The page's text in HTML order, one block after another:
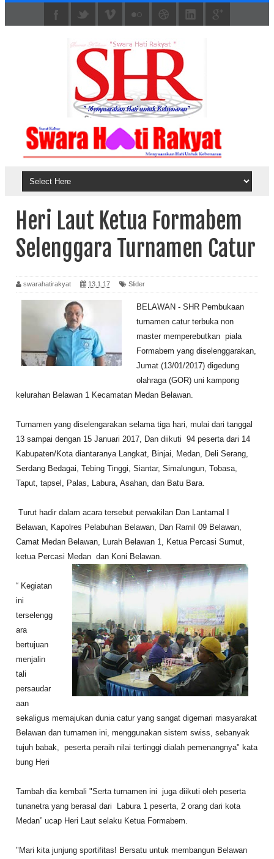
Heri Laut Ketua Formabem
Selenggara Turnamen Catur
swarahatirakyat 13.1.17 Slider
BELAWAN - SHR Pembukaan
turnamen catur terbuka non
master memperebutkan piala
Formabem yang diselenggarakan,
Jumat (13/01/2017) digedung
olahraga (GOR) uni kampong
kelurahan Belawan 1 Kecamatan Medan Belawan.
Turnamen yang diselengarakan selama tiga hari, mulai dari tanggal
13 sampai dengan 15 Januari 2017, Dan diikuti 94 peserta dari 14
Kabupaten/Kota diantaranya Langkat, Binjai, Medan, Deli Serang,
Serdang Bedagai, Tebing Tinggi, Siantar, Simalungun, Tobasa,
Taput, tapsel, Palas, Labura, Asahan, dan Batu Bara.
Turut hadir dalam acara tersebut perwakilan Dan Lantamal I
Belawan, Kapolres Pelabuhan Belawan, Dan Ramil 09 Belawan,
Camat Medan Belawan, Lurah Belawan 1, Ketua Percasi Sumut,
ketua Percasi Medan dan Koni Belawan.
“ Kegiatan
ini
terselengg
ara
bertujuan
menjalin
tali
persaudar
aan
sekaligus memajukan dunia catur yang sangat digemari masyarakat
Belawan dan turnamen ini, menggunakan sistem swiss, sebanyak
tujuh babak, peserta peraih nilai tertinggi dialah pemenangnya" kata
bung Heri
Tambah dia kembali "Serta turnamen ini juga diikuti oleh peserta
tunanetra yang berasal dari Labura 1 peserta, 2 orang dari kota
Medan” ucap Heri Laut selaku Ketua Formabem.
"Mari kita junjung sportifitas! Bersatu untuk membangun Belawan